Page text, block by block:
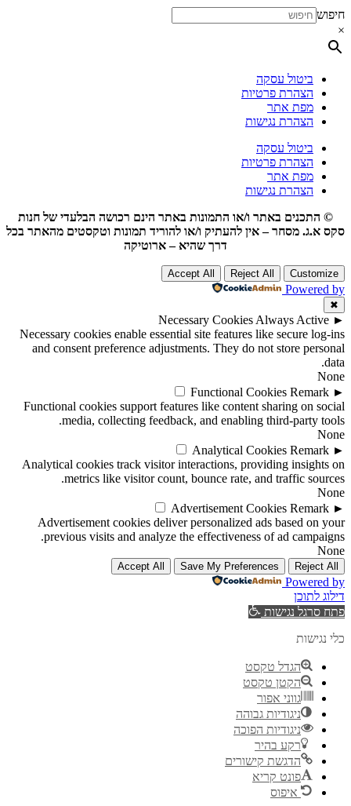
חיפוש
×
ביטול עסקה
הצהרת פרטיות
מפת אתר
הצהרת נגישות
ביטול עסקה
הצהרת פרטיות
מפת אתר
הצהרת נגישות
© התכנים באתר ו/או התמונות באתר הינם רכושה הבלעדי של חנות
סקס א.ג. מסחר – אין להעתיק ו/או להוריד תמונות וטקסטים מהאתר בכל
דרך שהיא – ארוטיקה
Customize
Reject All
Accept All
Powered by
✖
►
Necessary Cookies Always Active
Necessary cookies enable essential site features like secure log-ins
and consent preference adjustments. They do not store personal
data.
None
►
Functional Cookies Remark
Functional cookies support features like content sharing on social
media, collecting feedback, and enabling third-party tools.
None
►
Analytical Cookies Remark
Analytical cookies track visitor interactions, providing insights on
metrics like visitor count, bounce rate, and traffic sources.
None
►
Advertisement Cookies Remark
Advertisement cookies deliver personalized ads based on your
previous visits and analyze the effectiveness of ad campaigns.
None
Reject All
Save My Preferences
Accept All
Powered by
דילוג לתוכן
פתח סרגל נגישות
כלי נגישות
הגדל טקסט
הקטן טקסט
גווני אפור
ניגודיות גבוהה
ניגודיות הפוכה
רקע בהיר
הדגשת קישורים
פונט קריא
איפוס